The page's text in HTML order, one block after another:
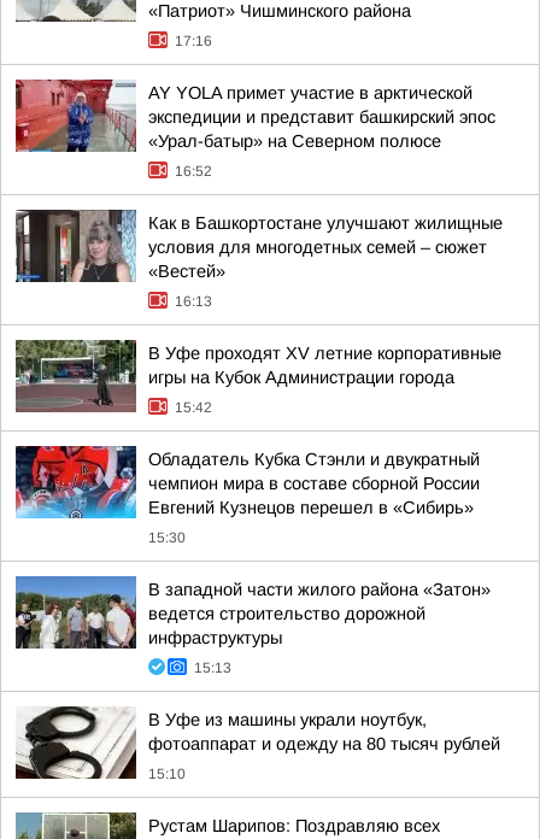
«Патриот» Чишминского района
17:16
AY YOLA примет участие в арктической
экспедиции и представит башкирский эпос
«Урал-батыр» на Северном полюсе
16:52
Как в Башкортостане улучшают жилищные
условия для многодетных семей – сюжет
«Вестей»
16:13
В Уфе проходят XV летние корпоративные
игры на Кубок Администрации города
15:42
Обладатель Кубка Стэнли и двукратный
чемпион мира в составе сборной России
Евгений Кузнецов перешел в «Сибирь»
15:30
В западной части жилого района «Затон»
ведется строительство дорожной
инфраструктуры
15:13
В Уфе из машины украли ноутбук,
фотоаппарат и одежду на 80 тысяч рублей
15:10
Рустам Шарипов: Поздравляю всех